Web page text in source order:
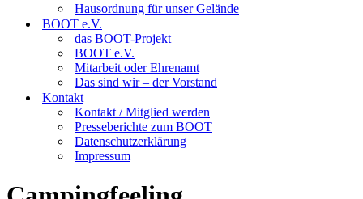
Hausordnung für unser Gelände
BOOT e.V.
das BOOT-Projekt
BOOT e.V.
Mitarbeit oder Ehrenamt
Das sind wir – der Vorstand
Kontakt
Kontakt / Mitglied werden
Presseberichte zum BOOT
Datenschutzerklärung
Impressum